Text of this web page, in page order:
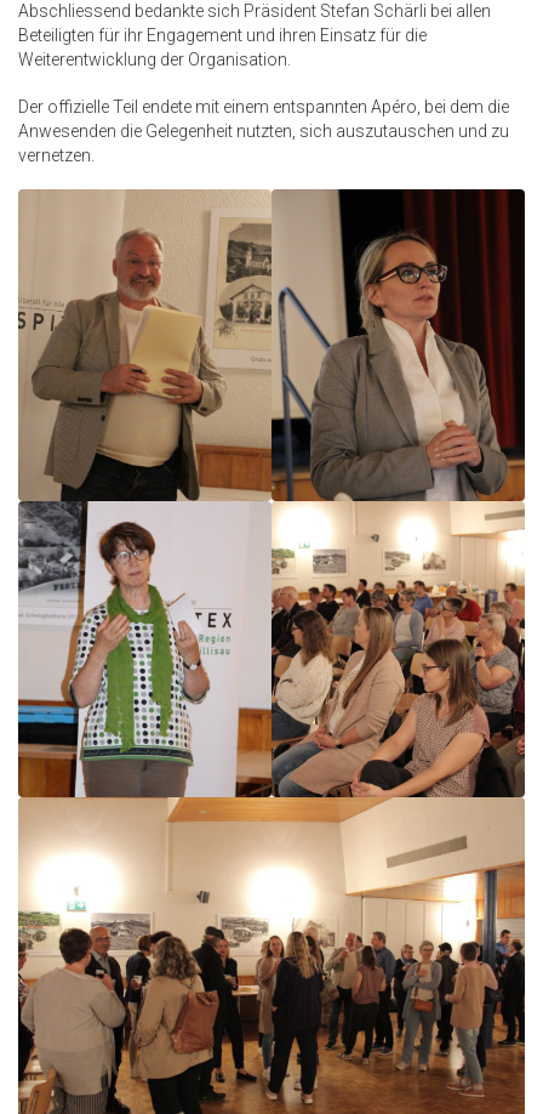
Abschliessend bedankte sich Präsident Stefan Schärli bei allen
Beteiligten für ihr Engagement und ihren Einsatz für die
Weiterentwicklung der Organisation.
Der offizielle Teil endete mit einem entspannten Apéro, bei dem die
Anwesenden die Gelegenheit nutzten, sich auszutauschen und zu
vernetzen.